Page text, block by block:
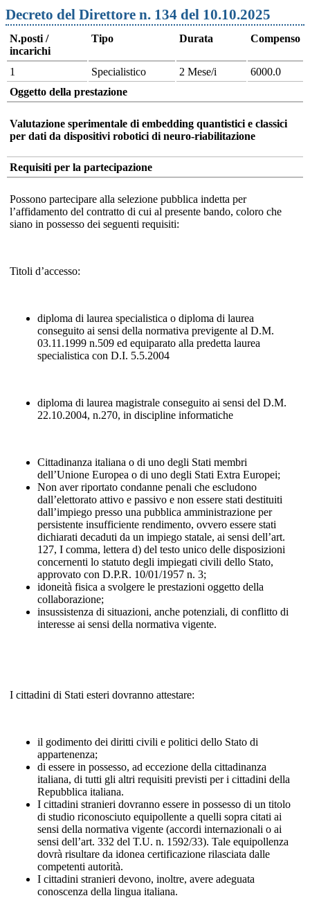
Decreto del Direttore n. 134 del 10.10.2025
N.posti /
incarichi
Tipo Durata Compenso
1 Specialistico 2 Mese/i
6000.0
Oggetto della prestazione
Valutazione sperimentale di embedding quantistici e classici
per dati da dispositivi robotici di neuro-riabilitazione
Requisiti per la partecipazione
Possono partecipare alla selezione pubblica indetta per
l’affidamento del contratto di cui al presente bando, coloro che
siano in possesso dei seguenti requisiti:
Titoli d’accesso:
diploma di laurea specialistica o diploma di laurea
conseguito ai sensi della normativa previgente al D.M.
03.11.1999 n.509 ed equiparato alla predetta laurea
specialistica con D.I. 5.5.2004
diploma di laurea magistrale conseguito ai sensi del D.M.
22.10.2004, n.270, in discipline informatiche
Cittadinanza italiana o di uno degli Stati membri
dell’Unione Europea o di uno degli Stati Extra Europei;
Non aver riportato condanne penali che escludono
dall’elettorato attivo e passivo e non essere stati destituiti
dall’impiego presso una pubblica amministrazione per
persistente insufficiente rendimento, ovvero essere stati
dichiarati decaduti da un impiego statale, ai sensi dell’art.
127, I comma, lettera d) del testo unico delle disposizioni
concernenti lo statuto degli impiegati civili dello Stato,
approvato con D.P.R. 10/01/1957 n. 3;
idoneità fisica a svolgere le prestazioni oggetto della
collaborazione;
insussistenza di situazioni, anche potenziali, di conflitto di
interesse ai sensi della normativa vigente.
I cittadini di Stati esteri dovranno attestare:
il godimento dei diritti civili e politici dello Stato di
appartenenza;
di essere in possesso, ad eccezione della cittadinanza
italiana, di tutti gli altri requisiti previsti per i cittadini della
Repubblica italiana.
I cittadini stranieri dovranno essere in possesso di un titolo
di studio riconosciuto equipollente a quelli sopra citati ai
sensi della normativa vigente (accordi internazionali o ai
sensi dell’art. 332 del T.U. n. 1592/33). Tale equipollenza
dovrà risultare da idonea certificazione rilasciata dalle
competenti autorità.
I cittadini stranieri devono, inoltre, avere adeguata
conoscenza della lingua italiana.